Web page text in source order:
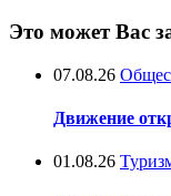
Это может Вас
07.08.26
Движение
01.08.26